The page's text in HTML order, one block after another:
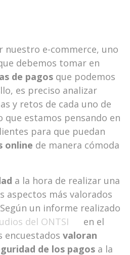
nuestro e-commerce, uno
debemos tomar en
de pagos que podemos
es preciso analizar
y retos de cada uno de
que estamos pensando en
para que puedan
online de manera cómoda
a la hora de realizar una
aspectos más valorados
un informe realizado
del ONTSI
en el
encuestados valoran
de los pagos a la